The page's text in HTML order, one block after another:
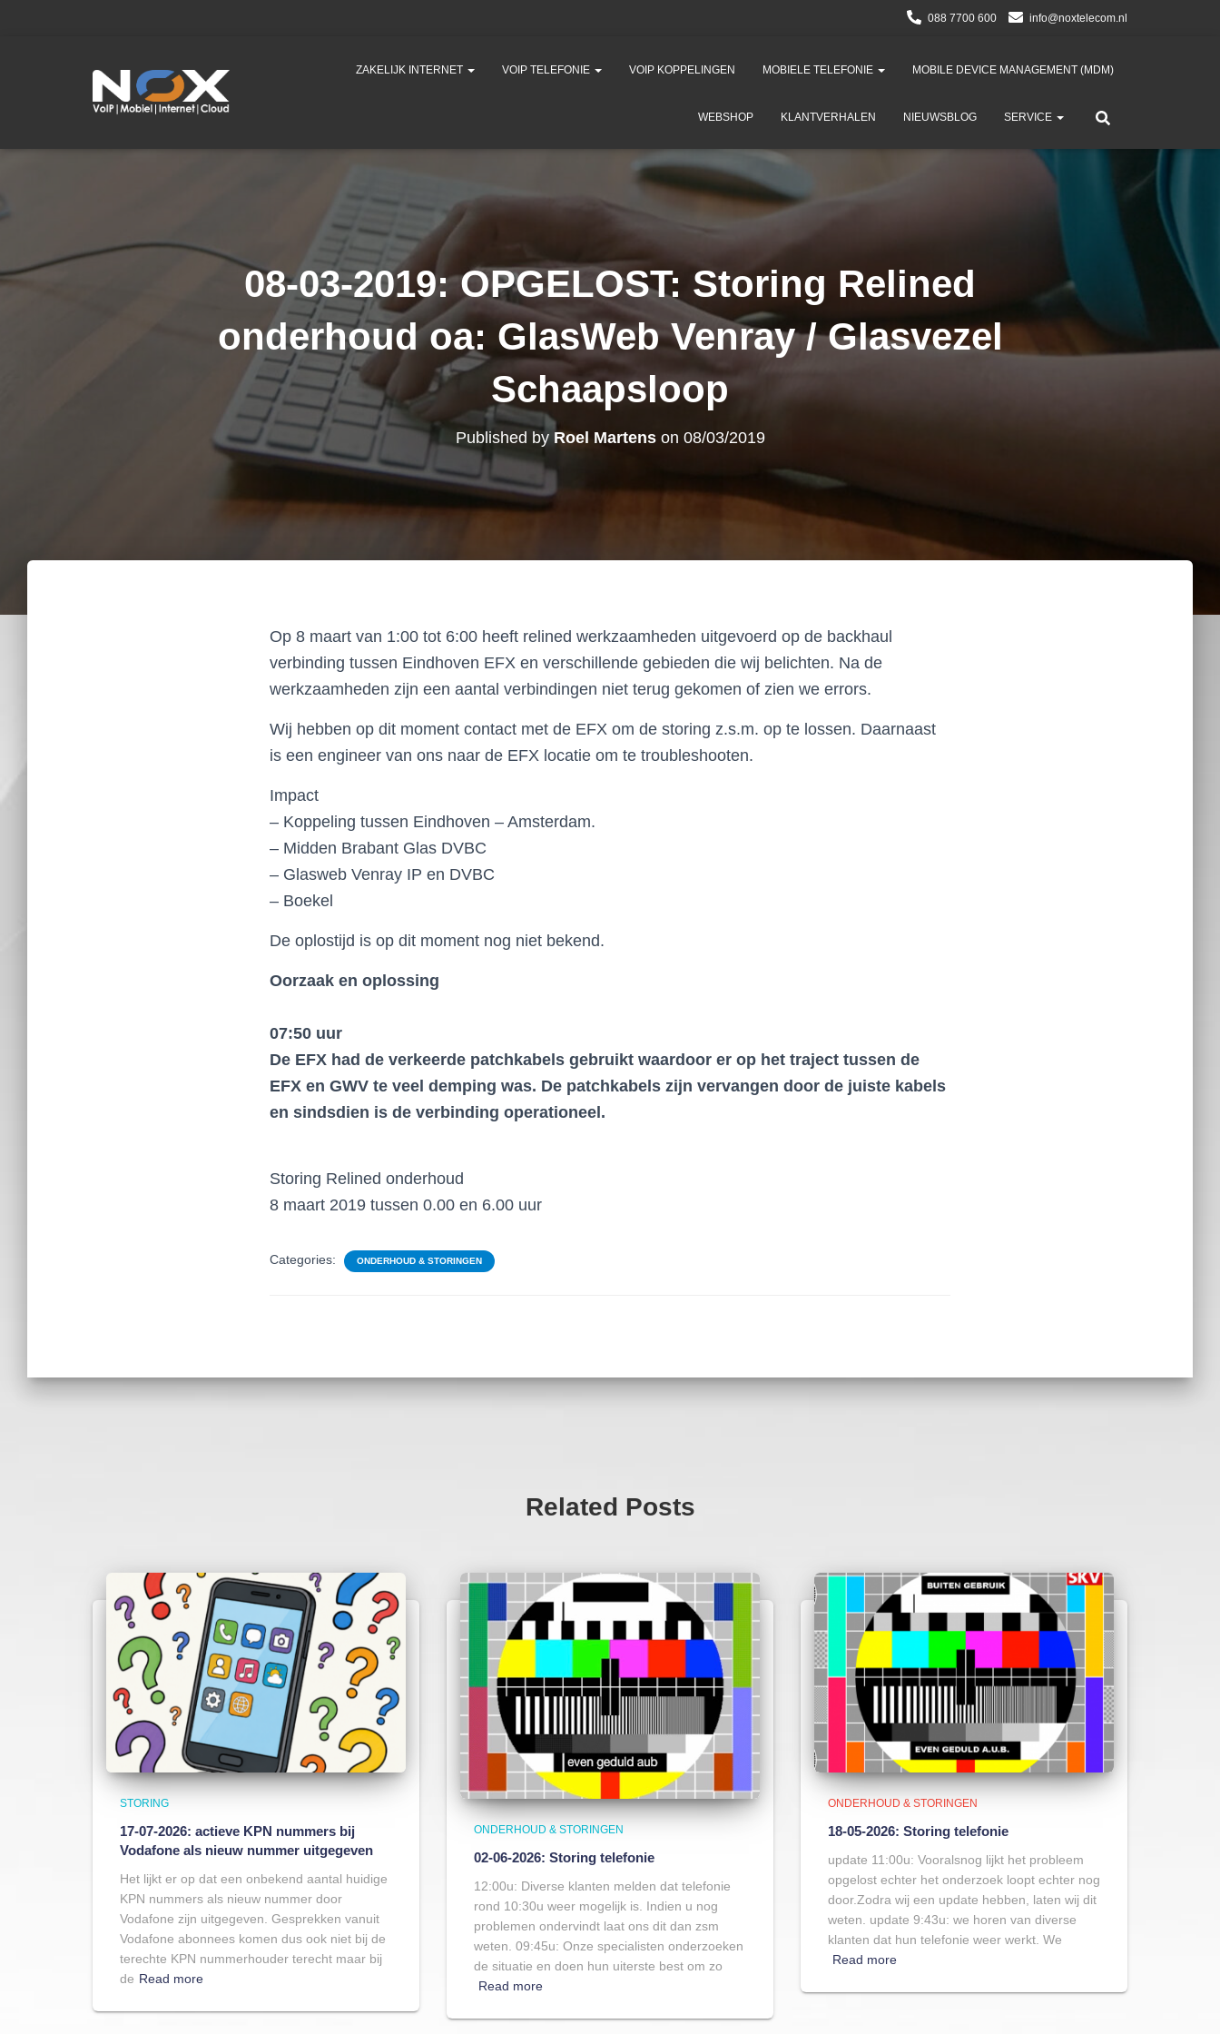
088 7700 600 info@noxtelecom.nl
ZAKELIJK INTERNET VOIP TELEFONIE VOIP KOPPELINGEN MOBIELE TELEFONIE MOBILE DEVICE MANAGEMENT (MDM)​
WEBSHOP KLANTVERHALEN NIEUWSBLOG SERVICE
08-03-2019: OPGELOST: Storing Relined
onderhoud oa: GlasWeb Venray / Glasvezel
Schaapsloop
Published by Roel Martenson 08/03/2019
Op 8 maart van 1:00 tot 6:00 heeft relined werkzaamheden uitgevoerd op de backhaul
verbinding tussen Eindhoven EFX en verschillende gebieden die wij belichten. Na de
werkzaamheden zijn een aantal verbindingen niet terug gekomen of zien we errors.
Wij hebben op dit moment contact met de EFX om de storing z.s.m. op te lossen. Daarnaast
is een engineer van ons naar de EFX locatie om te troubleshooten.
Impact
– Koppeling tussen Eindhoven – Amsterdam.
– Midden Brabant Glas DVBC
– Glasweb Venray IP en DVBC
– Boekel
De oplostijd is op dit moment nog niet bekend.
Oorzaak en oplossing
07:50 uur
De EFX had de verkeerde patchkabels gebruikt waardoor er op het traject tussen de
EFX en GWV te veel demping was. De patchkabels zijn vervangen door de juiste kabels
en sindsdien is de verbinding operationeel.
Storing Relined onderhoud
8 maart 2019 tussen 0.00 en 6.00 uur
Categories: ONDERHOUD & STORINGEN
Related Posts
STORING
17-07-2026: actieve KPN nummers bij
Vodafone als nieuw nummer uitgegeven
Het lijkt er op dat een onbekend aantal huidige
KPN nummers als nieuw nummer door
Vodafone zijn uitgegeven. Gesprekken vanuit
Vodafone abonnees komen dus ook niet bij de
terechte KPN nummerhouder terecht maar bij
de Read more
ONDERHOUD & STORINGEN
02-06-2026: Storing telefonie
12:00u: Diverse klanten melden dat telefonie
rond 10:30u weer mogelijk is. Indien u nog
problemen ondervindt laat ons dit dan zsm
weten. 09:45u: Onze specialisten onderzoeken
de situatie en doen hun uiterste best om zo
Read more
ONDERHOUD & STORINGEN
18-05-2026: Storing telefonie
update 11:00u: Vooralsnog lijkt het probleem
opgelost echter het onderzoek loopt echter nog
door.Zodra wij een update hebben, laten wij dit
weten. update 9:43u: we horen van diverse
klanten dat hun telefonie weer werkt. We
Read more